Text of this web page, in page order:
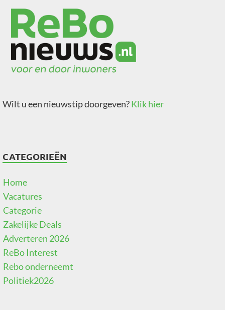
Wilt u een nieuwstip doorgeven?Klik hier
CATEGORIEËN
Home
Vacatures
Categorie
Zakelijke Deals
Adverteren 2026
ReBo Interest
Rebo onderneemt
Politiek2026